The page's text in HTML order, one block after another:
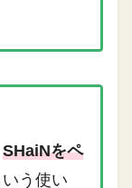
SHaiNをペ
いう使い